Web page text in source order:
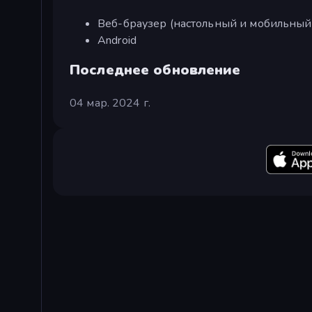
Веб-браузер (настольный и
Android
Последнее обновление
04 мар. 2024 г.